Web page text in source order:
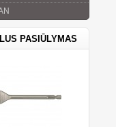
PASIŪLYMAS